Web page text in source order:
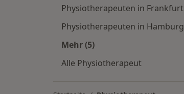
Physiotherapeuten in Frankfurt
Physiotherapeuten in Hamburg
Mehr (5)
Alle Physiotherapeut